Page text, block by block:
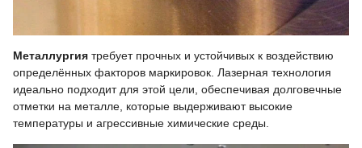
Металлургия требует прочных и устойчивых к воздействию
определённых факторов маркировок. Лазерная технология
идеально подходит для этой цели, обеспечивая долговечные
отметки на металле, которые выдерживают высокие
температуры и агрессивные химические среды.